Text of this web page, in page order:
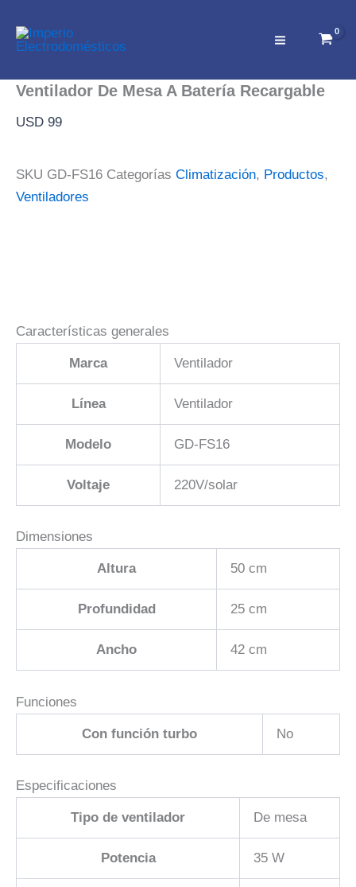
contenido
Ventilador De Mesa A Batería Recargable
USD 99
SKU GD-FS16 Categorías Climatización, Productos,
Ventiladores
Características generales
Marca Ventilador
Línea Ventilador
Modelo GD-FS16
Voltaje 220V/solar
Dimensiones
Altura 50 cm
Profundidad 25 cm
Ancho 42 cm
Funciones
Con función turbo No
Especificaciones
Tipo de ventilador De mesa
Potencia 35 W